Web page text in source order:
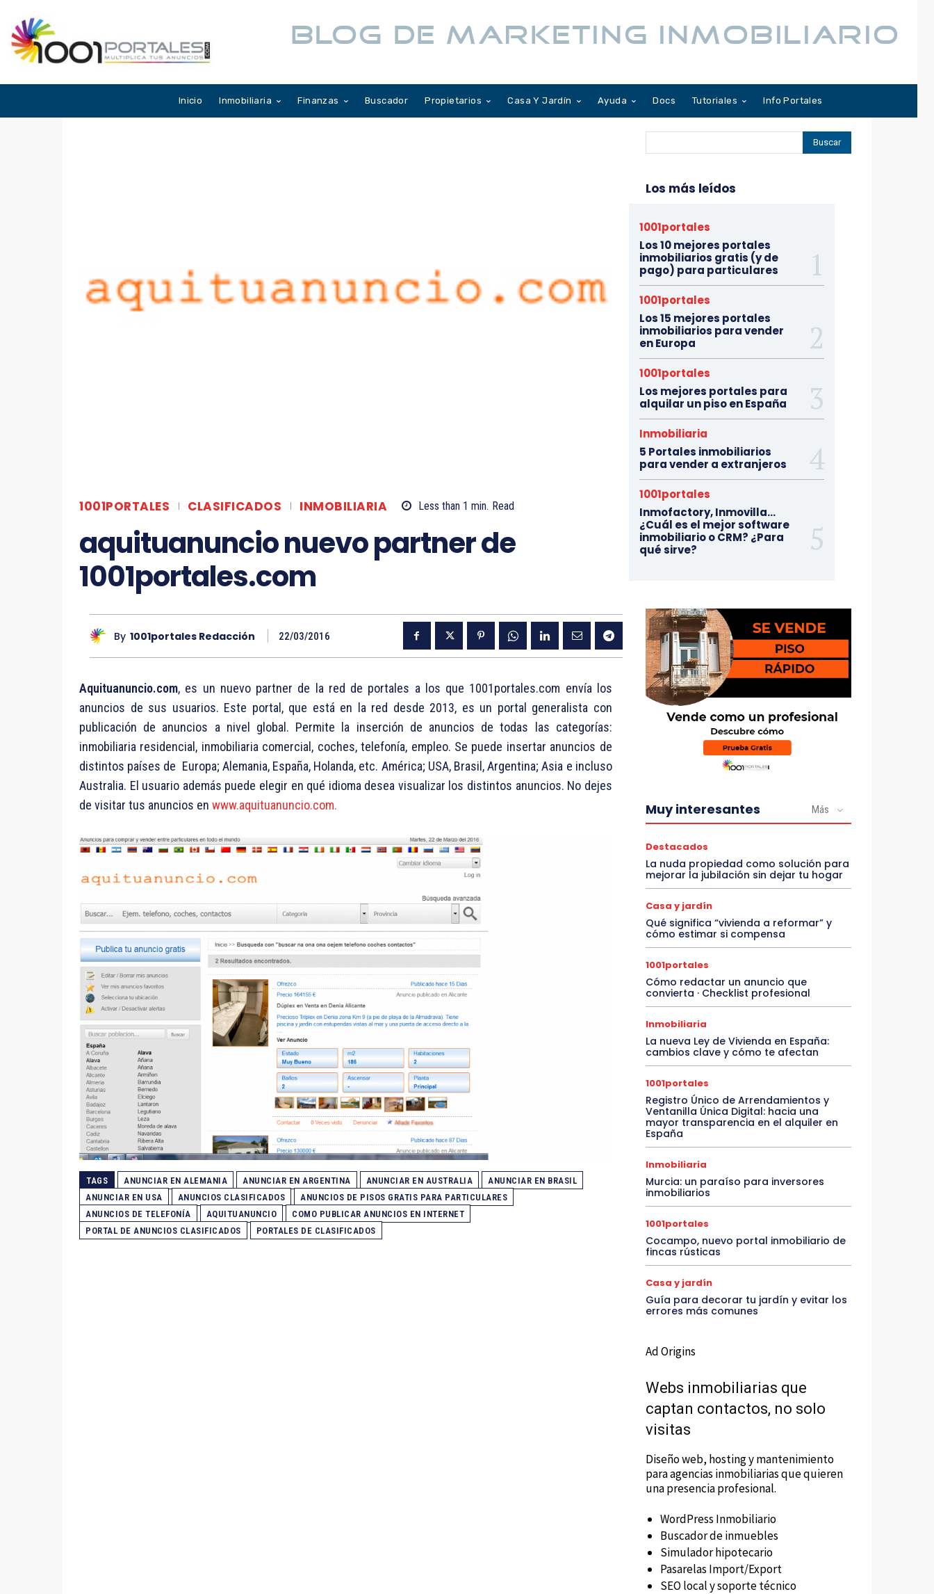
BLOG DE MARKETING INMOBILIARIO
Inicio Inmobiliaria Finanzas Buscador Propietarios Casa Y Jardín Ayuda Docs Tutoriales Info Portales
1001PORTALES CLASIFICADOS INMOBILIARIA Less than 1 min. Read
aquituanuncio nuevo partner de
1001portales.com
By 1001portales Redacción 22/03/2016
Aquituanuncio.com, es un nuevo partner de la red de portales a los que 1001portales.com envía los
anuncios de sus usuarios. Este portal, que está en la red desde 2013, es un portal generalista con
publicación de anuncios a nivel global. Permite la inserción de anuncios de todas las categorías:
inmobiliaria residencial, inmobiliaria comercial, coches, telefonía, empleo. Se puede insertar anuncios de
distintos países de Europa; Alemania, España, Holanda, etc. América; USA, Brasil, Argentina; Asia e incluso
Australia. El usuario además puede elegir en qué idioma desea visualizar los distintos anuncios. No dejes
de visitar tus anuncios en www.aquituanuncio.com.
TAGS ANUNCIAR EN ALEMANIA ANUNCIAR EN ARGENTINA ANUNCIAR EN AUSTRALIA
ANUNCIAR EN BRASIL
ANUNCIAR EN USA
ANUNCIOS CLASIFICADOS
ANUNCIOS DE PISOS GRATIS PARA PARTICULARES
ANUNCIOS DE TELEFONÍA
AQUITUANUNCIO
COMO PUBLICAR ANUNCIOS EN INTERNET
PORTAL DE ANUNCIOS CLASIFICADOS
PORTALES DE CLASIFICADOS
Buscar
Los más leídos
1001portales
Los 10 mejores portales
inmobiliarios gratis (y de
pago) para particulares
1001portales
Los 15 mejores portales
inmobiliarios para vender
en Europa
1001portales
Los mejores portales para
alquilar un piso en España
Inmobiliaria
5 Portales inmobiliarios
para vender a extranjeros
1001portales
Inmofactory, Inmovilla…
¿Cuál es el mejor software
inmobiliario o CRM? ¿Para
qué sirve?
Muy interesantes Más
Destacados
La nuda propiedad como solución para
mejorar la jubilación sin dejar tu hogar
Casa y jardín
Qué significa “vivienda a reformar” y
cómo estimar si compensa
1001portales
Cómo redactar un anuncio que
convierta · Checklist profesional
Inmobiliaria
La nueva Ley de Vivienda en España:
cambios clave y cómo te afectan
1001portales
Registro Único de Arrendamientos y
Ventanilla Única Digital: hacia una
mayor transparencia en el alquiler en
España
Inmobiliaria
Murcia: un paraíso para inversores
inmobiliarios
1001portales
Cocampo, nuevo portal inmobiliario de
fincas rústicas
Casa y jardín
Guía para decorar tu jardín y evitar los
errores más comunes
Ad Origins
Webs inmobiliarias que
captan contactos, no solo
visitas
Diseño web, hosting y mantenimiento
para agencias inmobiliarias que quieren
una presencia profesional.
WordPress Inmobiliario
Buscador de inmuebles
Simulador hipotecario
Pasarelas Import/Export
SEO local y soporte técnico